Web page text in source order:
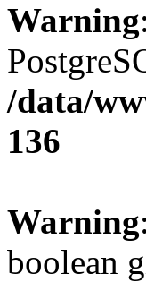
Warning
/data/
136
Warning
boolean